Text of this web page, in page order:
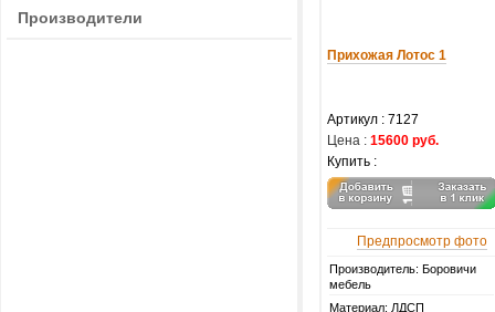
Производители
Прихожая Лотос 1
Артикул : 7127
Цена : 15600 руб.
Купить :
Предпросмотр фото
Производитель: Боровичи
мебель
Материал: ЛДСП